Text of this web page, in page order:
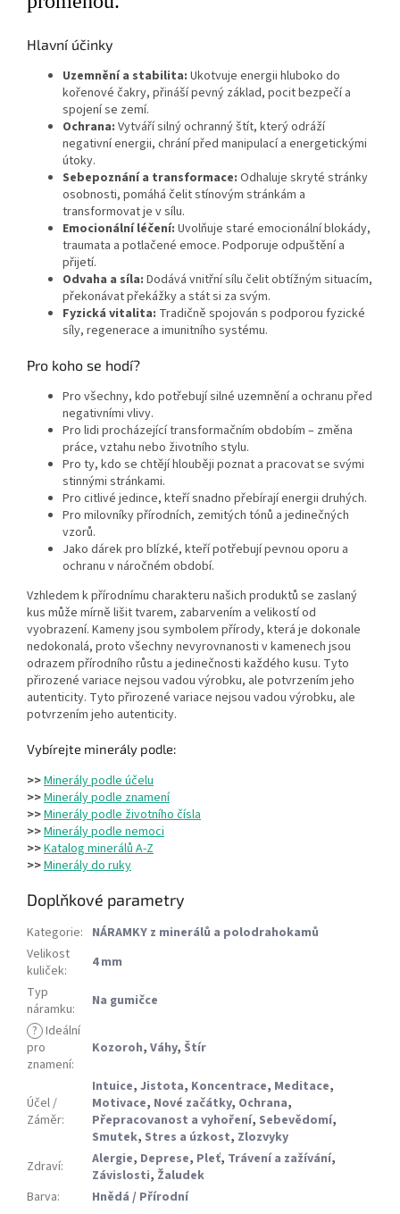
Hlavní účinky
Uzemnění a stabilita: Ukotvuje energii hluboko do
kořenové čakry, přináší pevný základ, pocit bezpečí a
spojení se zemí.
Ochrana: Vytváří silný ochranný štít, který odráží
negativní energii, chrání před manipulací a energetickými
útoky.
Sebepoznání a transformace: Odhaluje skryté stránky
osobnosti, pomáhá čelit stínovým stránkám a
transformovat je v sílu.
Emocionální léčení: Uvolňuje staré emocionální blokády,
traumata a potlačené emoce. Podporuje odpuštění a
přijetí.
Odvaha a síla: Dodává vnitřní sílu čelit obtížným situacím,
překonávat překážky a stát si za svým.
Fyzická vitalita: Tradičně spojován s podporou fyzické
síly, regenerace a imunitního systému.
Pro koho se hodí?
Pro všechny, kdo potřebují silné uzemnění a ochranu před
negativními vlivy.
Pro lidi procházející transformačním obdobím – změna
práce, vztahu nebo životního stylu.
Pro ty, kdo se chtějí hlouběji poznat a pracovat se svými
stinnými stránkami.
Pro citlivé jedince, kteří snadno přebírají energii druhých.
Pro milovníky přírodních, zemitých tónů a jedinečných
vzorů.
Jako dárek pro blízké, kteří potřebují pevnou oporu a
ochranu v náročném období.
Vzhledem k přírodnímu charakteru našich produktů se zaslaný
kus může mírně lišit tvarem, zabarvením a velikostí od
vyobrazení. Kameny jsou symbolem přírody, která je dokonale
nedokonalá, proto všechny nevyrovnanosti v kamenech jsou
odrazem přírodního růstu a jedinečnosti každého kusu. Tyto
přirozené variace nejsou vadou výrobku, ale potvrzením jeho
autenticity. Tyto přirozené variace nejsou vadou výrobku, ale
potvrzením jeho autenticity.
Vybírejte minerály podle:
>>Minerály podle účelu
>>Minerály podle znamení
>>Minerály podle životního čísla
>>Minerály podle nemoci
>>Katalog minerálů A-Z
>>Minerály do ruky
Doplňkové parametry
Kategorie: NÁRAMKY z minerálů a polodrahokamů
Velikost
kuliček:
4 mm
Typ
náramku:
Na gumičce
? Ideální
pro
znamení:
Kozoroh, Váhy, Štír
Účel /
Záměr:
Intuice, Jistota, Koncentrace, Meditace,
Motivace, Nové začátky, Ochrana,
Přepracovanost a vyhoření, Sebevědomí,
Smutek, Stres a úzkost, Zlozvyky
Zdraví: Alergie, Deprese, Pleť, Trávení a zažívání,
Závislosti, Žaludek
Barva: Hnědá / Přírodní